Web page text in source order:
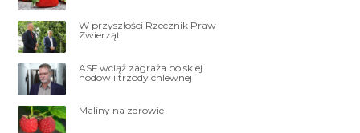
W przyszłości Rzecznik Praw
Zwierząt
ASF wciąż zagraża polskiej
hodowli trzody chlewnej
Maliny na zdrowie